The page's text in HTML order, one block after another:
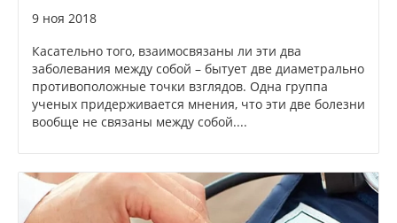
9 ноя 2018
Касательно того, взаимосвязаны ли эти два
заболевания между собой – бытует две диаметрально
противоположные точки взглядов. Одна группа
ученых придерживается мнения, что эти две болезни
вообще не связаны между собой....